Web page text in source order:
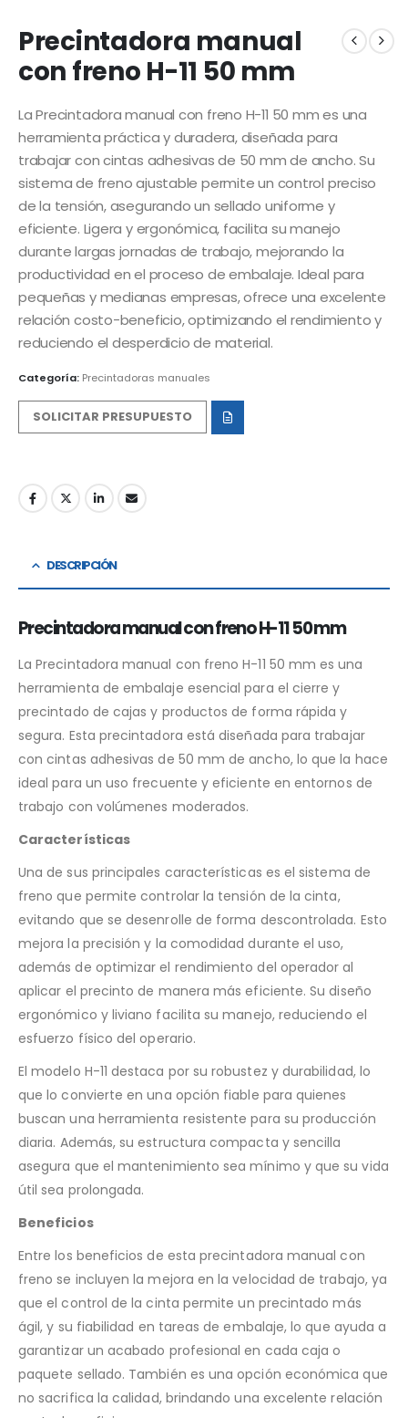
Precintadora manual
con freno H-11 50 mm
La Precintadora manual con freno H-11 50 mm es una
herramienta práctica y duradera, diseñada para
trabajar con cintas adhesivas de 50 mm de ancho. Su
sistema de freno ajustable permite un control preciso
de la tensión, asegurando un sellado uniforme y
eficiente. Ligera y ergonómica, facilita su manejo
durante largas jornadas de trabajo, mejorando la
productividad en el proceso de embalaje. Ideal para
pequeñas y medianas empresas, ofrece una excelente
relación costo-beneficio, optimizando el rendimiento y
reduciendo el desperdicio de material​.
Categoría: Precintadoras manuales
SOLICITAR PRESUPUESTO
DESCRIPCIÓN
Precintadora manual con freno H-11 50 mm
La Precintadora manual con freno H-11 50 mm es una
herramienta de embalaje esencial para el cierre y
precintado de cajas y productos de forma rápida y
segura. Esta precintadora está diseñada para trabajar
con cintas adhesivas de 50 mm de ancho, lo que la hace
ideal para un uso frecuente y eficiente en entornos de
trabajo con volúmenes moderados.
Características
Una de sus principales características es el sistema de
freno que permite controlar la tensión de la cinta,
evitando que se desenrolle de forma descontrolada. Esto
mejora la precisión y la comodidad durante el uso,
además de optimizar el rendimiento del operador al
aplicar el precinto de manera más eficiente. Su diseño
ergonómico y liviano facilita su manejo, reduciendo el
esfuerzo físico del operario.
El modelo H-11 destaca por su robustez y durabilidad, lo
que lo convierte en una opción fiable para quienes
buscan una herramienta resistente para su producción
diaria. Además, su estructura compacta y sencilla
asegura que el mantenimiento sea mínimo y que su vida
útil sea prolongada.
Beneficios
Entre los beneficios de esta precintadora manual con
freno se incluyen la mejora en la velocidad de trabajo, ya
que el control de la cinta permite un precintado más
ágil, y su fiabilidad en tareas de embalaje, lo que ayuda a
garantizar un acabado profesional en cada caja o
paquete sellado. También es una opción económica que
no sacrifica la calidad, brindando una excelente relación